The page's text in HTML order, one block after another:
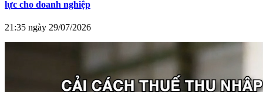
lực cho doanh nghiệp
21:35 ngày 29/07/2026